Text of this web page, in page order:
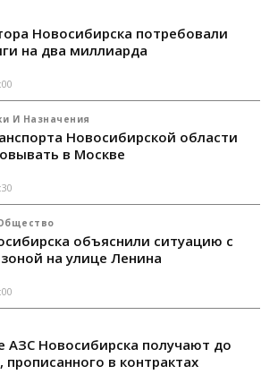
Новосибирска потребовали
на два миллиарда
И Назначения
Новосибирской области
в Москве
объяснили ситуацию с
на улице Ленина
АЗС Новосибирска получают до
прописанного в контрактах